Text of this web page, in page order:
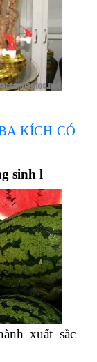
KÍCH CÓ
sinh l
xuất sắc